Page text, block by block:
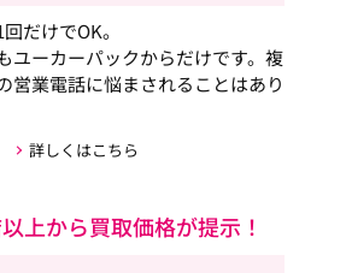
だけでOK。
ユーカーパックからだけです。複
営業電話に悩まされることはあり
詳しくはこちら
上から買取価格が提示！